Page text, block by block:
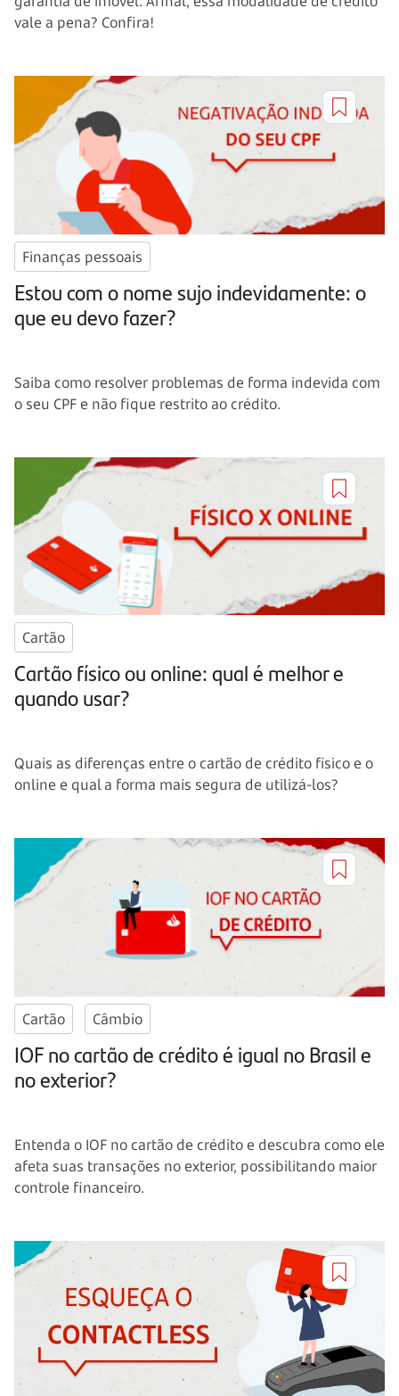
vale a pena? Confira!
Finanças pessoais
Estou com o nome sujo indevidamente: o
que eu devo fazer?
Saiba como resolver problemas de forma indevida com
o seu CPF e não fique restrito ao crédito.
Cartão
Cartão físico ou online: qual é melhor e
quando usar?
Quais as diferenças entre o cartão de crédito físico e o
online e qual a forma mais segura de utilizá-los?
Cartão Câmbio
IOF no cartão de crédito é igual no Brasil e
no exterior?
Entenda o IOF no cartão de crédito e descubra como ele
afeta suas transações no exterior, possibilitando maior
controle financeiro.